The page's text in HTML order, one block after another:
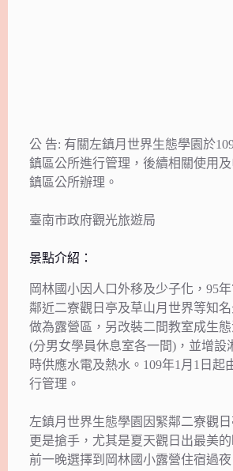
公 告: 有關左鎮月世界生態學園於
鎮區公所進行管理，後續相關使用
鎮區公所辦理。
臺南市政府觀光旅遊局
景點介紹：
岡林國小因人口外移及少子化，95
鄰近二寮觀日亭及草山月世界等知
做為露營區，另改裝二間教室成生
(分男女學員休息室各一間)，並增設
時供應水電及熱水。109年1月1日起
行管理。
左鎮月世界生態學園因緊鄰二寮觀
更是搶手，尤其是夏天觀日出最美
前一晚選擇到岡林國小露營住宿過